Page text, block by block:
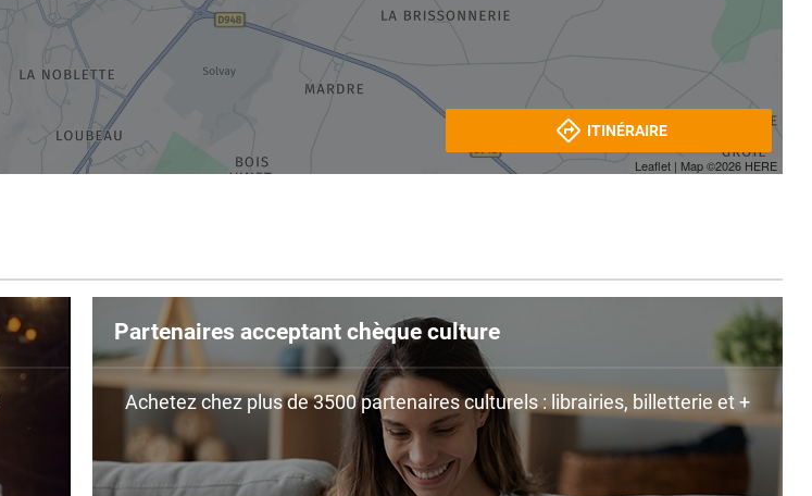
Leaflet | Map ©2026 HERE
ITINÉRAIRE
Partenaires acceptant chèque culture
Achetez chez plus de 3500 partenaires culturels : librairies, billetterie et +